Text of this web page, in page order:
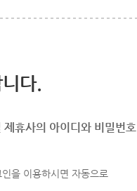
다.
휴사의 아이디와 비밀번호
을 이용하시면 자동으로